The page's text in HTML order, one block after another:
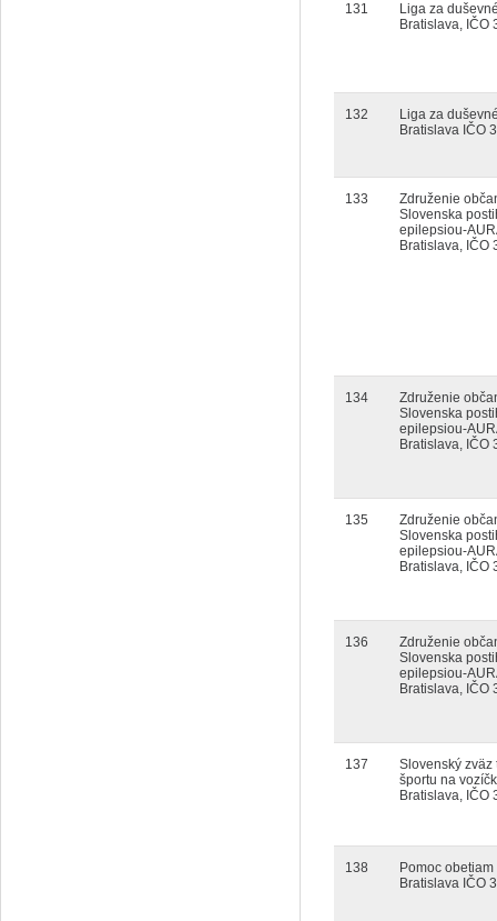
131
Liga za
Bratislava, IČO
132
Liga za
Bratislava IČO
133
Združenie
Slovenska
epilepsiou-
Bratislava, IČO
134
Združenie
Slovenska
epilepsiou-
Bratislava, IČO
135
Združenie
Slovenska
epilepsiou-
Bratislava, IČO
136
Združenie
Slovenska
epilepsiou-
Bratislava, IČO
137
Slovenský zväz
športu na
Bratislava, IČO
138
Pomoc
Bratislava IČO